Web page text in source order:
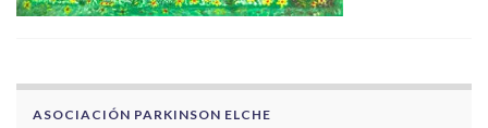
ASOCIACIÓN PARKINSON ELCHE